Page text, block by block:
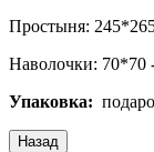
Простыня:
Наволочки: 70*70
Упаковка: